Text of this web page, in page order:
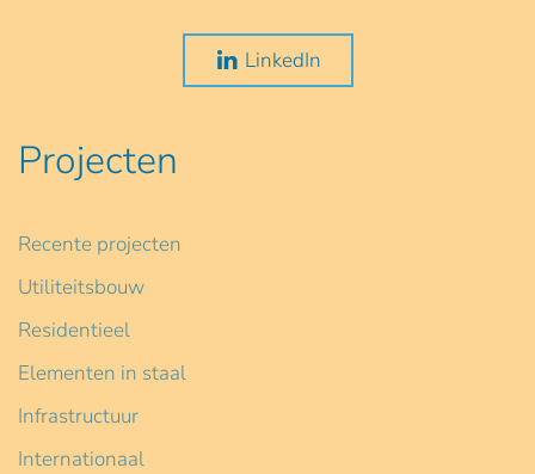
LinkedIn
Projecten
Recente projecten
Utiliteitsbouw
Residentieel
Elementen in staal
Infrastructuur
Internationaal